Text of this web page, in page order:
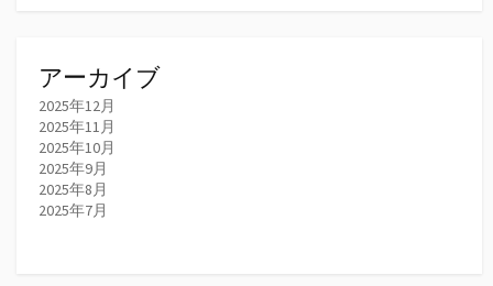
アーカイブ
2025年12月
2025年11月
2025年10月
2025年9月
2025年8月
2025年7月